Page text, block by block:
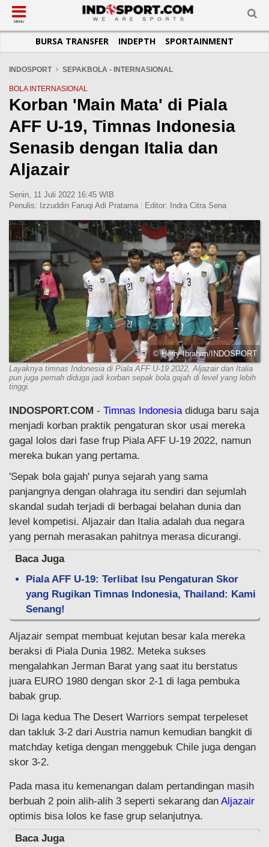
SUB-MENU
SEPAKBOLA
LIGA INGGRIS
LIGA ITALIA
LIGA SPANYOL
LIGA CHAMPIONS
LIGA PRANCIS
LIGA EUROPA
SUB-MENU
SPORTAINMENT
SUB-MENU
OTOMOTIF
OTOMANIA
SUB-MENU
BASKET
FUTSAL
OLIMPIK
E-SPORT
SUB-MENU
JADWAL
SUB-MENU
TOPIK HARI INI
INFOGRAFIS
GALERI FOTO
TEMPAT OLAHRAGA
PASUKAN SEHAT
MENU
BURSA TRANSFER INDEPTH SPORTAINMENT
INDOSPORT SEPAKBOLA - INTERNASIONAL
BOLA INTERNASIONAL
Korban 'Main Mata' di Piala
AFF U-19, Timnas Indonesia
Senasib dengan Italia dan
Aljazair
Senin, 11 Juli 2022 16:45 WIB
Penulis: Izzuddin Faruqi Adi Pratama Editor: Indra Citra Sena
© Herry Ibrahim/INDOSPORT
Layaknya timnas Indonesia di Piala AFF U-19 2022, Aljazair dan Italia
pun juga pernah diduga jadi korban sepak bola gajah di level yang lebih
tinggi.
INDOSPORT.COM - Timnas Indonesiadiduga baru saja
menjadi korban praktik pengaturan skor usai mereka
gagal lolos dari fase frup Piala AFF U-19 2022, namun
mereka bukan yang pertama.
'Sepak bola gajah' punya sejarah yang sama
panjangnya dengan olahraga itu sendiri dan sejumlah
skandal sudah terjadi di berbagai belahan dunia dan
level kompetisi. Aljazair dan Italia adalah dua negara
yang pernah merasakan pahitnya merasa dicurangi.
Baca Juga
Piala AFF U-19: Terlibat Isu Pengaturan Skor
yang Rugikan Timnas Indonesia, Thailand: Kami
Senang!
Aljazair sempat membuat kejutan besar kala mereka
beraksi di Piala Dunia 1982. Meteka sukses
mengalahkan Jerman Barat yang saat itu berstatus
juara EURO 1980 dengan skor 2-1 di laga pembuka
babak grup.
Di laga kedua The Desert Warriors sempat terpeleset
dan takluk 3-2 dari Austria namun kemudian bangkit di
matchday ketiga dengan menggebuk Chile juga dengan
skor 3-2.
Pada masa itu kemenangan dalam pertandingan masih
berbuah 2 poin alih-alih 3 seperti sekarang dan Aljazair
optimis bisa lolos ke fase grup selanjutnya.
Baca Juga